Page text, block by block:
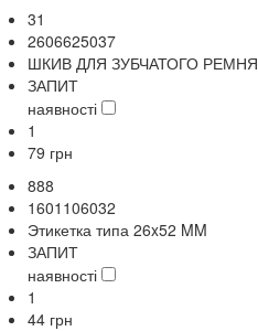
31
2606625037
ШКИВ ДЛЯ ЗУБЧАТОГО РЕМНЯ
ЗАПИТ
наявності
1
79 грн
888
1601106032
Этикетка типа 26x52 MM
ЗАПИТ
наявності
1
44 грн